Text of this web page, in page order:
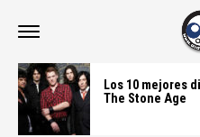
Los 10 mejores
The Stone Age